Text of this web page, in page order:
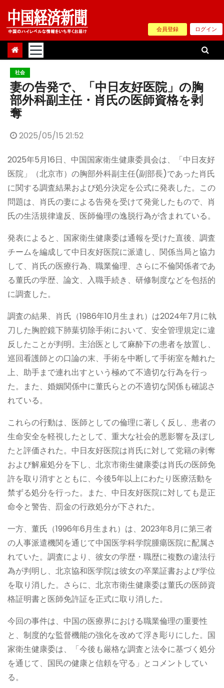
Skip
content
会員登録 ログイン
社会
妻の告発で、「中日友好医院」の胸
部外科副主任・肖氏の医師資格を剥
奪
2025/05/15 21:52
2025年5月16日、中国国家衛生健康委員会は、「中日友好
医院」（北京市）の胸部外科副主任(副部長)であった肖氏
に関する調査結果および処分決定を公式に発表した。この
問題は、肖氏の妻による告発を受けて発覚したもので、肖
氏の生活規律違反、医師倫理の逸脱行為が含まれている。
発表によると、国家衛生健康委は通報を受けた直後、調査
チームを編成して中日友好医院に派遣し、関係当局と協力
して、肖氏の医療行為、職業倫理、さらに不倫関係者であ
る董氏の学歴、論文、入職手続き、研修制度などを包括的
に調査した。
調査の結果、肖氏（1986年10月生まれ）は2024年7月に執
刀した胸腔鏡下肺葉切除手術において、安全管理規定に違
反したことが判明。主治医として麻酔下の患者を放置し、
巡回看護師との口論の末、手術を中断して手術室を離れた
上、助手まで連れ出すという極めて不適切な行為を行っ
た。また、婚姻関係中に董氏らとの不適切な関係も確認さ
れている。
これらの行動は、医師としての倫理に著しく反し、患者の
生命安全を軽視したとして、重大な社会的悪影響を及ぼし
たと評価された。中日友好医院は肖氏に対して党籍の剥奪
および解雇処分を下し、北京市衛生健康委は肖氏の医師免
許を取り消すとともに、今後5年以上にわたり医療活動を
禁ずる処分を行った。また、中日友好医院に対しても是正
命令と警告、罰金の行政処分が下された。
一方、董氏（1996年6月生まれ）は、2023年8月に第三者
の人事派遣機関を通じて中国医学科学院腫瘍医院に配属さ
れていた。調査により、彼女の学歴・職歴に複数の違法行
為が判明し、北京協和医学院は彼女の卒業証書および学位
を取り消した。さらに、北京市衛生健康委は董氏の医師資
格証明書と医師免許証を正式に取り消した。
今回の事件は、中国の医療界における職業倫理の重要性
と、制度的な監督機能の強化を改めて浮き彫りにした。国
家衛生健康委は、「今後も厳格な調査と法令に基づく処分
を通じて、国民の健康と信頼を守る」とコメントしてい
る。